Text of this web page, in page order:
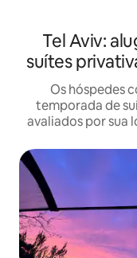
Tel Aviv:
suítes
Os hóspedes
temporada de
avaliados por sua